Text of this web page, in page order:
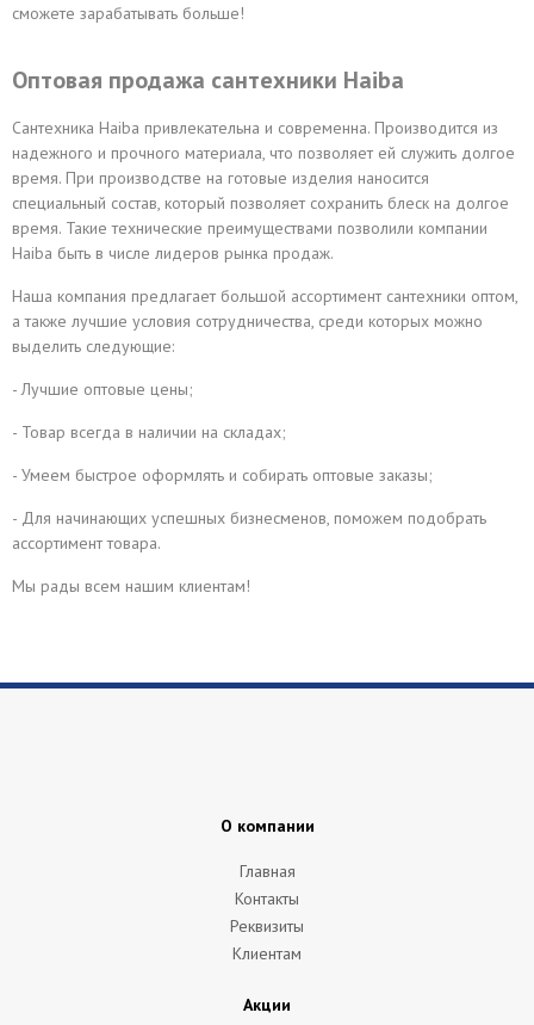
сможете зарабатывать больше!
Оптовая продажа сантехники Haiba
Сантехника Haiba привлекательна и современна. Производится из
надежного и прочного материала, что позволяет ей служить долгое
время. При производстве на готовые изделия наносится
специальный состав, который позволяет сохранить блеск на долгое
время. Такие технические преимуществами позволили компании
Haiba быть в числе лидеров рынка продаж.
Наша компания предлагает большой ассортимент сантехники оптом,
а также лучшие условия сотрудничества, среди которых можно
выделить следующие:
- Лучшие оптовые цены;
- Товар всегда в наличии на складах;
- Умеем быстрое оформлять и собирать оптовые заказы;
- Для начинающих успешных бизнесменов, поможем подобрать
ассортимент товара.
Мы рады всем нашим клиентам!
О компании
Главная
Контакты
Реквизиты
Клиентам
Акции